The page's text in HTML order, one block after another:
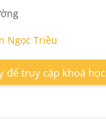
Ngọc Triều
để truy cập khoá học